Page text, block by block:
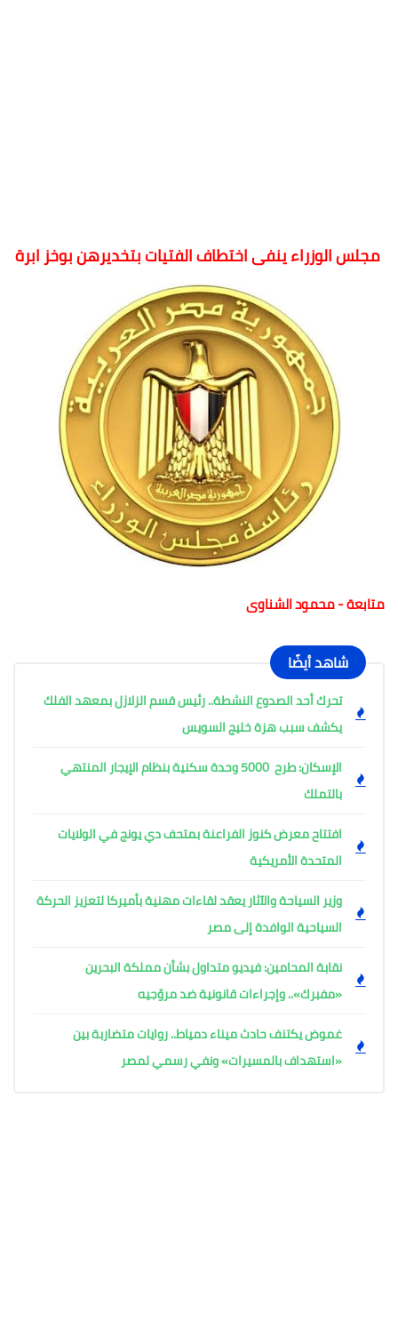
مجلس الوزراء ينفى اختطاف الفتيات بتخديرهن بوخز ابرة
متابعة - محمود الشناوى
شاهد أيضًا
تحرك أحد الصدوع النشطة.. رئيس قسم الزلازل بمعهد الفلك
يكشف سبب هزة خليج السويس
الإسكان: طرح 5000 وحدة سكنية بنظام الإيجار المنتهي
بالتملك
افتتاح معرض كنوز الفراعنة بمتحف دي يونج في الولايات
المتحدة الأمريكية
وزير السياحة والآثار يعقد لقاءات مهنية بأميركا لتعزيز الحركة
السياحية الوافدة إلى مصر
نقابة المحامين: فيديو متداول بشأن مملكة البحرين
«مفبرك».. وإجراءات قانونية ضد مروّجيه
غموض يكتنف حادث ميناء دمياط.. روايات متضاربة بين
«استهداف بالمسيرات» ونفي رسمي لمصر